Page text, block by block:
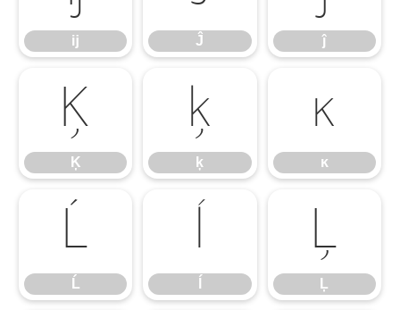
ĳ Ĵ ĵ
Ķ
Ķ
ķ
ķ
ĸ
ĸ
Ĺ
Ĺ
ĺ Ļ
Ļ